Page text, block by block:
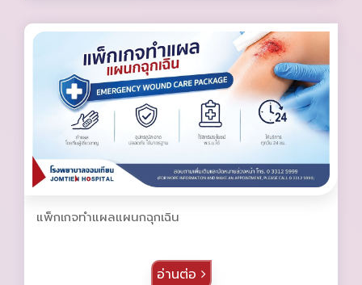
แพ็กเกจทำแผลแผนกฉุกเฉิน
อ่านต่อ